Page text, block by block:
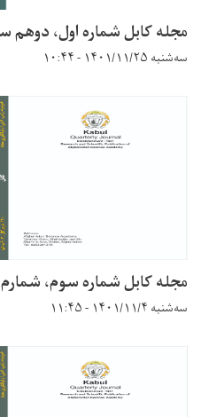
مجله کابل شماره اول، دوهم سال
سه‌شنبه ۱۴۰۱/۱۱/۲۵ - ۱۰:۴۴
مجله کابل شماره سوم، شمارم
سه‌شنبه ۱۴۰۱/۱۱/۴ - ۱۱:۴۵